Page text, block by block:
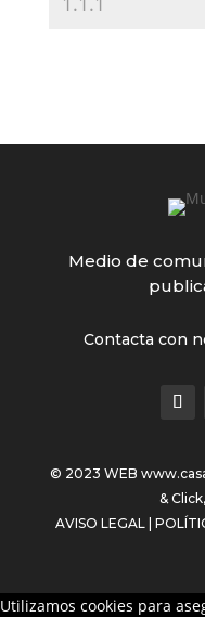
Medio de
Contacta con
© 2023 WEB
&
AVISO LEGAL|
Utilizamos cookies para